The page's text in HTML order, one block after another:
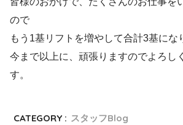
ので
もう1基リフトを増やして合計3基にな
今まで以上に、頑張りますのでよろし
す。
CATEGORY : スタッフBlog